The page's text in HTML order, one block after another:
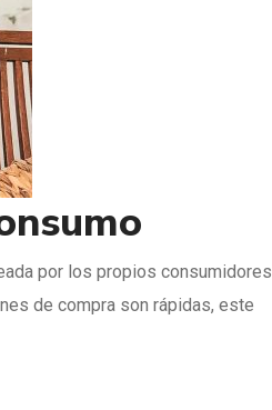
por los propios consumidores
de compra son rápidas, este